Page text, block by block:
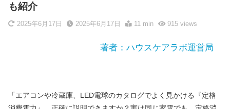
も紹介
2025年6月17日 2025年6月17日 11 min 915views
著者：ハウスケアラボ運営局
「エアコンや冷蔵庫、LED電球のカタログでよく見かける『定格